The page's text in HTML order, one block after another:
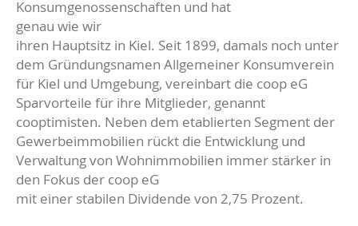
Konsumgenossenschaften und hat
genau wie wir
ihren Hauptsitz in Kiel. Seit 1899, damals noch unter
dem Gründungsnamen Allgemeiner Konsumverein
für Kiel und Umgebung, vereinbart die coop eG
Sparvorteile für ihre Mitglieder, genannt
cooptimisten. Neben dem etablierten Segment der
Gewerbeimmobilien rückt die Entwicklung und
Verwaltung von Wohnimmobilien immer stärker in
den Fokus der coop eG
mit einer stabilen Dividende von 2,75 Prozent.